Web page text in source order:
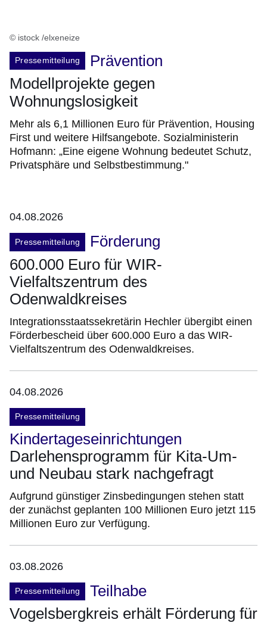
© istock /elxeneize
Pressemitteilung
Prävention
Modellprojekte gegen
Wohnungslosigkeit
Mehr als 6,1 Millionen Euro für Prävention, Housing
First und weitere Hilfsangebote. Sozialministerin
Hofmann: „Eine eigene Wohnung bedeutet Schutz,
Privatsphäre und Selbstbestimmung."
04.08.2026
Pressemitteilung
Förderung
600.000 Euro für WIR-
Vielfaltszentrum des
Odenwaldkreises
Integrationsstaatssekretärin Hechler übergibt einen
Förderbescheid über 600.000 Euro a das WIR-
Vielfaltszentrum des Odenwaldkreises.
04.08.2026
Pressemitteilung
Kindertageseinrichtungen
Darlehensprogramm für Kita-Um-
und Neubau stark nachgefragt
Aufgrund günstiger Zinsbedingungen stehen statt
der zunächst geplanten 100 Millionen Euro jetzt 115
Millionen Euro zur Verfügung.
03.08.2026
Pressemitteilung
Teilhabe
Vogelsbergkreis erhält Förderung für